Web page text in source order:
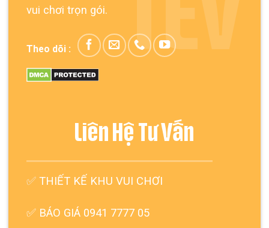
vui chơi trọn gói.
Theo dõi : TEV
Liên Hệ Tư Vấn
✅THIẾT KẾ KHU VUI CHƠI
✅ BÁO GIÁ 0941 7777 05